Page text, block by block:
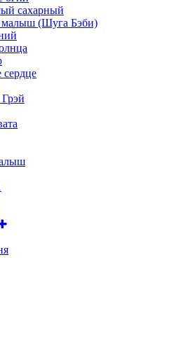
сахарный
(Шуга Бэби)
сердце